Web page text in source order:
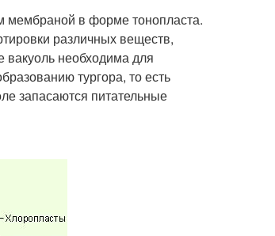
мембраной в форме тонопласта.
различных веществ,
вакуоль необходима для
тургора, то есть
запасаются питательные